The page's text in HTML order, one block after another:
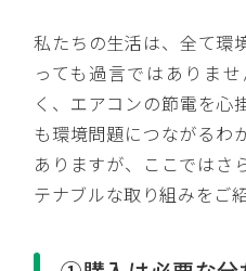
私たちの生活は、全て環
っても過言ではありま
く、エアコンの節電を心
も環境問題につながるわ
ありますが、ここではさ
テナブルな取り組みをご